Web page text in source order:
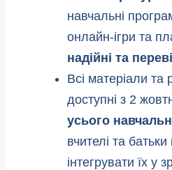
навчальні
онлайн-ігри та
надійні та
Всі матеріали та
доступні з 2
усього
вчителі та
інтегрувати їх у